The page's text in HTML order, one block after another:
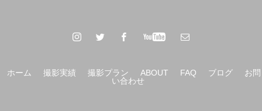
ホーム 撮影実績 撮影プラン ABOUT FAQ ブログ
お問
い合わせ